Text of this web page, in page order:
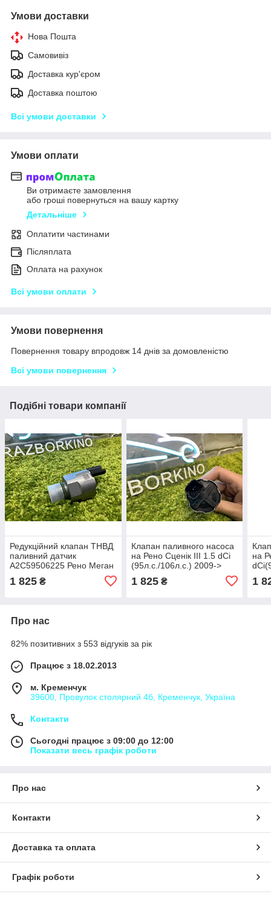
Умови доставки
Нова Пошта
Самовивіз
Доставка кур'єром
Доставка поштою
Всі умови доставки
Умови оплати
Ви отримаєте замовлення
або гроші повернуться на вашу картку
Детальніше
Оплатити частинами
Післяплата
Оплата на рахунок
Всі умови оплати
Умови повернення
Повернення товару впродовж 14 днів за домовленістю
Всі умови повернення
Подібні товари компанії
Редукційний клапан ТНВД
паливний датчик
A2C59506225 Рено Меган
Megane Modus Scenic
1 825 ₴
Клапан паливного насоса
на Рено Сценік III 1.5 dCi
(95л.с./106л.с.) 2009->
A2C59506225
1 825₴
на
1
Про нас
82% позитивних з 553 відгуків за рік
Працює з 18.02.2013
м. Кременчук
39600, Провулок столярний 4б, Кременчук, Україна
Контакти
Сьогодні працює з 09:00 до 12:00
Показати весь графік роботи
Про нас
Контакти
Доставка та оплата
Графік роботи